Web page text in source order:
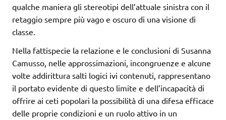
qualche maniera gli stereotipi dell’attuale sinistra con il
retaggio sempre più vago e oscuro di una visione di
classe.
Nella fattispecie la relazione e le conclusioni di Susanna
Camusso, nelle approssimazioni, incongruenze e alcune
volte addirittura salti logici ivi contenuti, rappresentano
il portato evidente di questo limite e dell’incapacità di
offrire ai ceti popolari la possibilità di una difesa efficace
delle proprie condizioni e un ruolo attivo in un